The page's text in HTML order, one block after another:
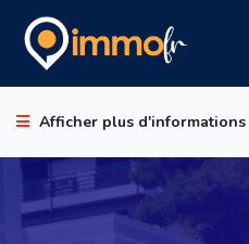
Afficher plus d'informations